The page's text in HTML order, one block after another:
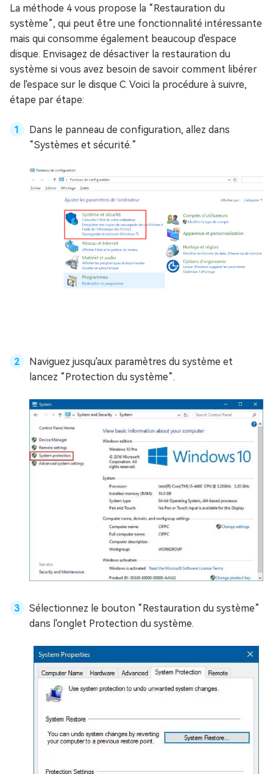
La méthode 4 vous propose la “Restauration du
système”, qui peut être une fonctionnalité intéressante
mais qui consomme également beaucoup d'espace
disque. Envisagez de désactiver la restauration du
système si vous avez besoin de savoir comment libérer
de l'espace sur le disque C. Voici la procédure à suivre,
étape par étape:
Dans le panneau de configuration, allez dans
“Systèmes et sécurité.”
Naviguez jusqu'aux paramètres du système et
lancez “Protection du système”.
Sélectionnez le bouton “Restauration du système”
dans l'onglet Protection du système.